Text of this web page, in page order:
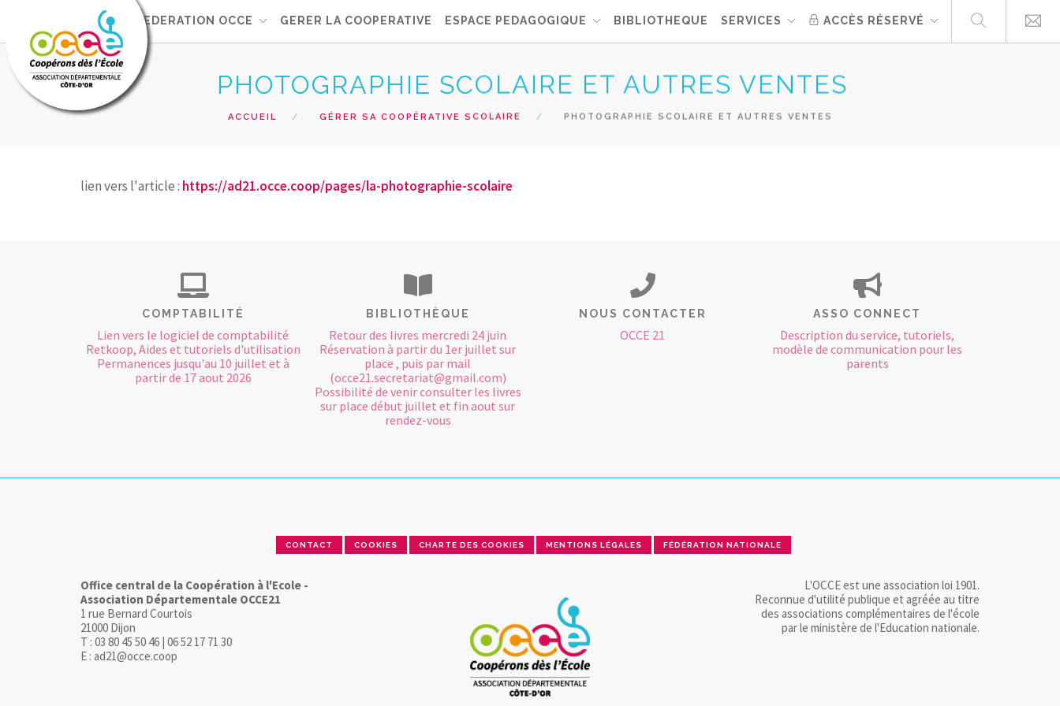
L'OCCE21 FEDERATION OCCE GERER LA COOPERATIVE ESPACE PEDAGOGIQUE BIBLIOTHEQUE SERVICES ACCÈS RÉSERVÉ
PHOTOGRAPHIE SCOLAIRE ET AUTRES VENTES
ACCUEIL GÉRER SA COOPÉRATIVE SCOLAIRE PHOTOGRAPHIE SCOLAIRE ET AUTRES VENTES
lien vers l'article : https://ad21.occe.coop/pages/la-photographie-scolaire
COMPTABILITÉ
Lien vers le logiciel de comptabilité
Retkoop, Aides et tutoriels d'utilisation
Permanences jusqu'au 10 juillet et à
partir de 17 aout 2026
BIBLIOTHÈQUE
Retour des livres mercredi 24 juin
Réservation à partir du 1er juillet sur
place , puis par mail
(occe21.secretariat@gmail.com)
Possibilité de venir consulter les livres
sur place début juillet et fin aout sur
rendez-vous
NOUS CONTACTER
OCCE 21
ASSO CONNECT
Description du service, tutoriels,
modèle de communication pour les
parents
CONTACT COOKIES CHARTE DES COOKIES MENTIONS LÉGALES FÉDÉRATION NATIONALE
Office central de la Coopération à l'Ecole -
Association Départementale OCCE21
1 rue Bernard Courtois
21000 Dijon
T : 03 80 45 50 46 | 06 52 17 71 30
E : ad21@occe.coop
L'OCCE est une association loi 1901.
Reconnue d'utilité publique et agréée au titre
des associations complémentaires de l'école
par le ministère de l'Education nationale.